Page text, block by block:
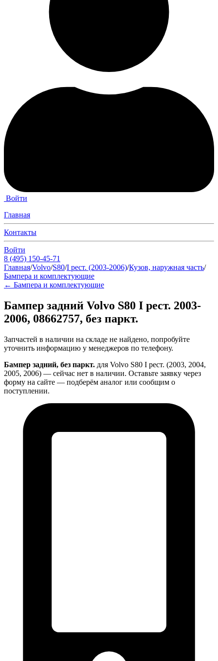
Войти
Главная
Контакты
Войти
8 (495) 150-45-71
Главная/Volvo/S80/I рест. (2003-2006)/Кузов, наружная часть/
Бампера и комплектующие
← Бампера и комплектующие
Бампер задний Volvo S80 I рест. 2003-
2006, 08662757, без паркт.
Запчастей в наличии на складе не найдено, попробуйте
уточнить информацию у менеджеров по телефону.
Бампер задний, без паркт. для Volvo S80 I рест. (2003, 2004,
2005, 2006) — сейчас нет в наличии. Оставьте заявку через
форму на сайте — подберём аналог или сообщим о
поступлении.